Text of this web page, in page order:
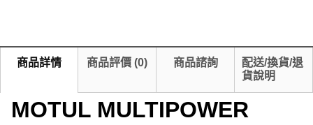
商品詳情 商品評價 (0) 商品諮詢
配送/換貨/退
貨說明
MOTUL MULTIPOWER